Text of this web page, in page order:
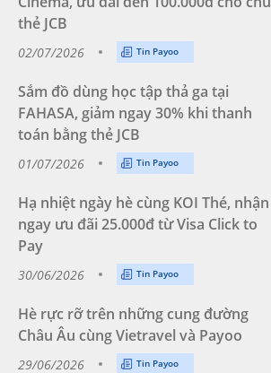
thẻ JCB
02/07/2026 Tin Payoo
Sắm đồ dùng học tập thả ga tại
FAHASA, giảm ngay 30% khi thanh
toán bằng thẻ JCB
01/07/2026 Tin Payoo
Hạ nhiệt ngày hè cùng KOI Thé, nhận
ngay ưu đãi 25.000đ từ Visa Click to
Pay
30/06/2026 Tin Payoo
Hè rực rỡ trên những cung đường
Châu Âu cùng Vietravel và Payoo
29/06/2026 Tin Payoo